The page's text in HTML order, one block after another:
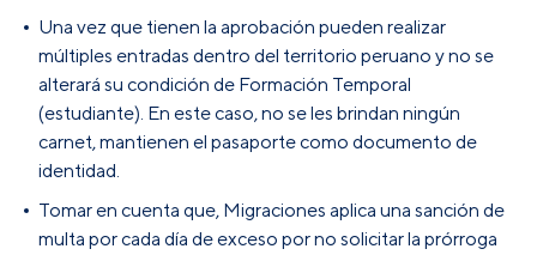
Una vez que tienen la aprobación pueden realizar
múltiples entradas dentro del territorio peruano y no se
alterará su condición de Formación Temporal
(estudiante). En este caso, no se les brindan ningún
carnet, mantienen el pasaporte como documento de
identidad.
Tomar en cuenta que, Migraciones aplica una sanción de
multa por cada día de exceso por no solicitar la prórroga